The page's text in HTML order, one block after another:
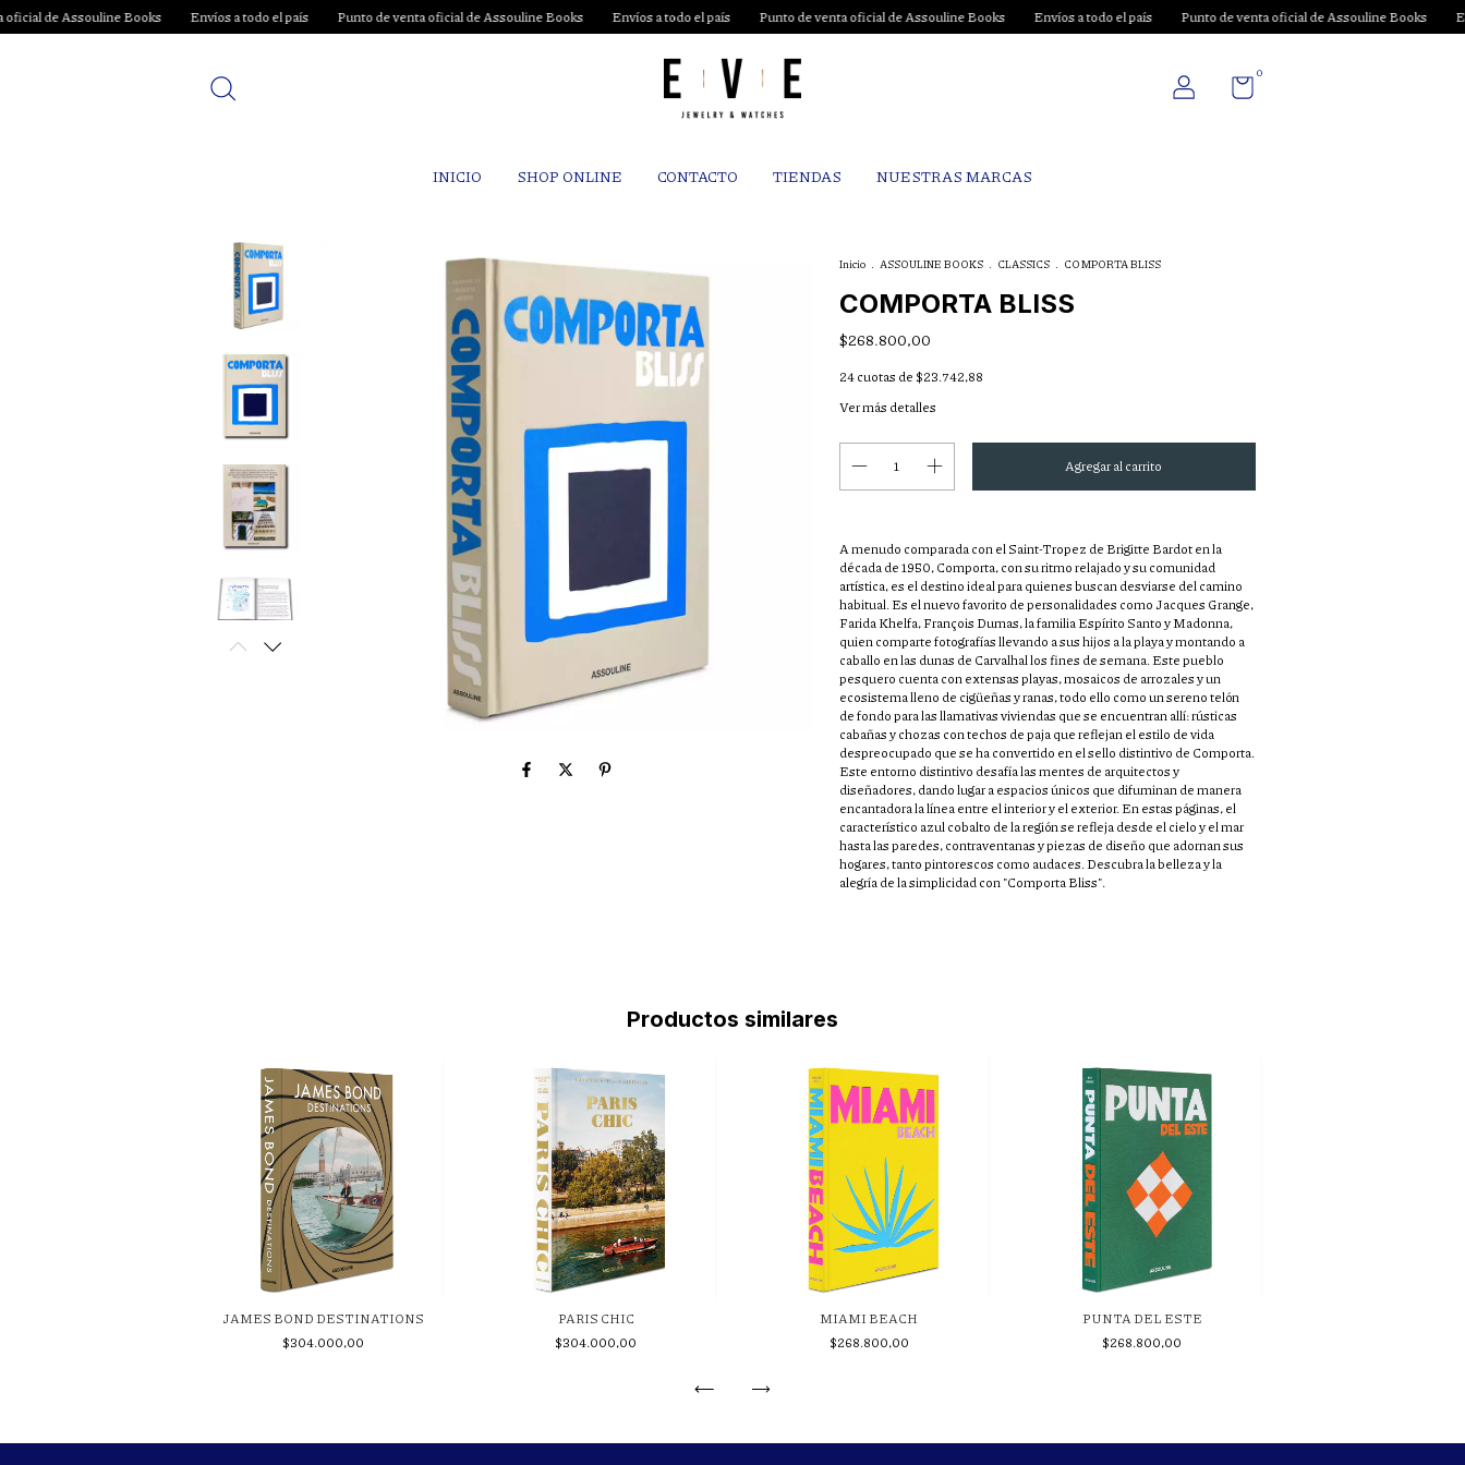
Books Envíos a todo el país Punto de venta oficial de Assouline Books Envíos a todo el país Punto de venta oficial de Assouline Books Envíos a todo el país Punto de venta oficial de Assouline Books Envíos a todo el
0
INICIO SHOP ONLINE CONTACTO TIENDAS NUESTRAS MARCAS
Inicio . ASSOULINE BOOKS . CLASSICS . COMPORTA BLISS
COMPORTA BLISS
$268.800,00
24 cuotas de $23.742,88
Ver más detalles
A menudo comparada con el Saint-Tropez de Brigitte Bardot en la
década de 1950, Comporta, con su ritmo relajado y su comunidad
artística, es el destino ideal para quienes buscan desviarse del camino
habitual.Es el nuevo favorito de personalidades como Jacques Grange,
Farida Khelfa, François Dumas, la familia Espírito Santo y Madonna,
quien comparte fotografías llevando a sus hijos a la playa y montando a
caballo en las dunas de Carvalhal los fines de semana.Este pueblo
pesquero cuenta con extensas playas, mosaicos de arrozales y un
ecosistema lleno de cigüeñas y ranas, todo ello como un sereno telón
de fondo para las llamativas viviendas que se encuentran allí: rústicas
cabañas y chozas con techos de paja que reflejan el estilo de vida
despreocupado que se ha convertido en el sello distintivo de Comporta.
Este entorno distintivo desafía las mentes de arquitectos y
diseñadores, dando lugar a espacios únicos que difuminan de manera
encantadora la línea entre el interior y el exterior.En estas páginas, el
característico azul cobalto de la región se refleja desde el cielo y el mar
hasta las paredes, contraventanas y piezas de diseño que adornan sus
hogares, tanto pintorescos como audaces.Descubra la belleza y la
alegría de la simplicidad con "Comporta Bliss".
Productos similares
JAMES BOND DESTINATIONS
$304.000,00
PARIS CHIC
$304.000,00
MIAMI BEACH
$268.800,00
PUNTA DEL ESTE
$268.800,00